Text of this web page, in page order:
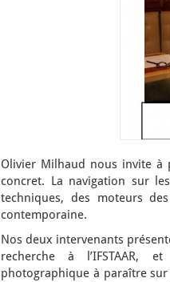
Olivier Milhaud nous invite à
concret. La navigation sur
techniques, des moteurs
contemporaine.
Nos deux intervenants
recherche à l’IFSTAAR,
photographique à paraître